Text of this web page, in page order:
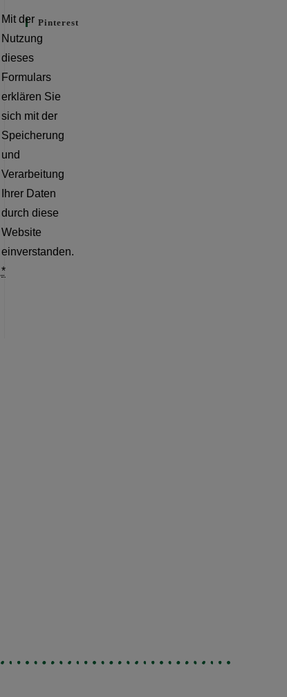
Mit der
Nutzung
dieses
Formulars
erklären Sie
sich mit der
Speicherung
und
Verarbeitung
Ihrer Daten
durch diese
Website
einverstanden.
*
Pinterest